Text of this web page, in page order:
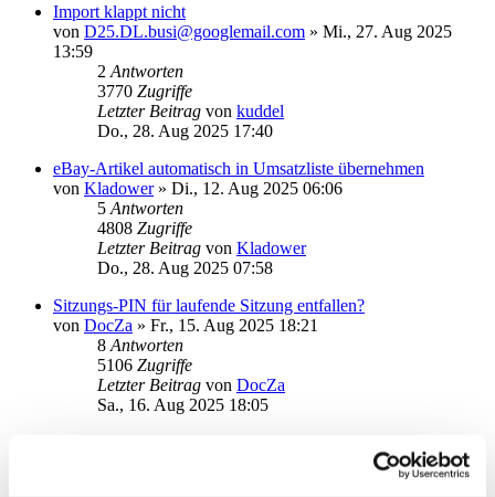
Import klappt nicht
von D25.DL.busi@googlemail.com » Mi., 27. Aug 2025
13:59
2 Antworten
3770 Zugriffe
Letzter Beitrag von kuddel
Do., 28. Aug 2025 17:40
eBay-Artikel automatisch in Umsatzliste übernehmen
von Kladower» Di., 12. Aug 2025 06:06
5 Antworten
4808 Zugriffe
Letzter Beitrag von Kladower
Do., 28. Aug 2025 07:58
Sitzungs-PIN für laufende Sitzung entfallen?
von DocZa » Fr., 15. Aug 2025 18:21
8 Antworten
5106 Zugriffe
Letzter Beitrag von DocZa
Sa., 16. Aug 2025 18:05